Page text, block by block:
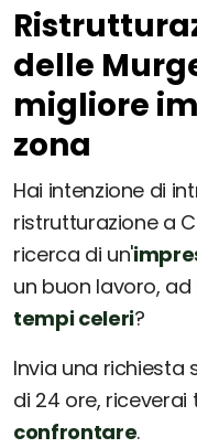
delle
migliore
zona
Hai intenzione di
ristrutturazione a
ricerca di un'
un buon lavoro,
tempi celeri?
Invia una richiesta
di 24 ore, riceverai
confrontare.